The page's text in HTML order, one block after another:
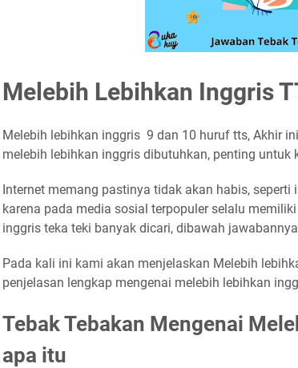
Melebih Lebihkan Inggris
Melebih lebihkan inggris 9 dan 10 huruf tts, Akhir
melebih lebihkan inggris dibutuhkan, penting untuk
Internet memang pastinya tidak akan habis,
karena pada media sosial terpopuler selalu
inggris teka teki banyak dicari, dibawah
Pada kali ini kami akan menjelaskan Melebih
penjelasan lengkap mengenai melebih lebihkan
Tebak Tebakan Mengenai
apa itu